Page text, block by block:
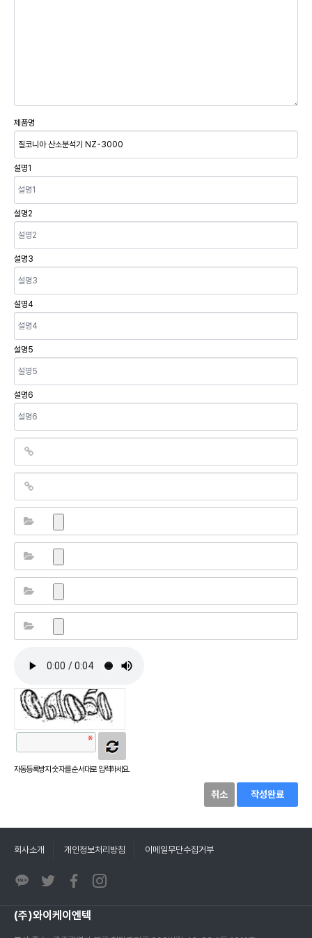
제품명
설명1
설명2
설명3
설명4
설명5
설명6
자동등록방지 숫자를 순서대로 입력하세요.
취소 작성완료
회사소개 개인정보처리방침 이메일무단수집거부
(주)와이케이엔텍